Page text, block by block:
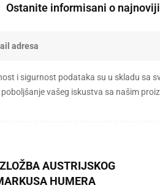
Ostanite informisani o
i sigurnost podataka su u skladu sa
vašeg iskustva sa našim
AUSTRIJSKOG
HUMERA